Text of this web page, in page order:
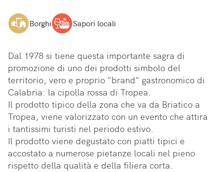
Borghi Sapori locali
Dal 1978 si tiene questa importante sagra di
promozione di uno dei prodotti simbolo del
territorio, vero e proprio "brand" gastronomico di
Calabria: la cipolla rossa di Tropea.
Il prodotto tipico della zona che va da Briatico a
Tropea, viene valorizzato con un evento che attira
i tantissimi turisti nel periodo estivo.
Il prodotto viene degustato con piatti tipici e
accostato a numerose pietanze locali nel pieno
rispetto della qualità e della filiera corta.